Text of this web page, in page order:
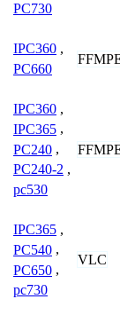
PC730
IPC360 ,
PC660
IPC360 ,
IPC365 ,
PC240 ,
PC240-2 ,
pc530
IPC365 ,
PC540 ,
PC650 ,
pc730
VLC